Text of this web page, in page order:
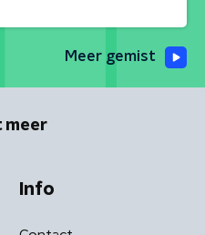
Meer gemist
meer
Info